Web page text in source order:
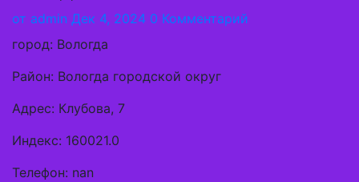
от admin Дек 4, 2024 0 Комментарий
город: Вологда
Район: Вологда городской округ
Адрес: Клубова, 7
Индекс: 160021.0
Телефон: nan